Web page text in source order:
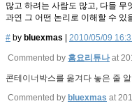
많고 하려는 사람도 많고, 다들 무
과연 그 어떤 논리로 이해할 수
# by bluexmas 2010/05/09
Commented by 홈요리튜나at
콘테이너박스를 옮겨다 놓은 줄
Commented by bluexmas at